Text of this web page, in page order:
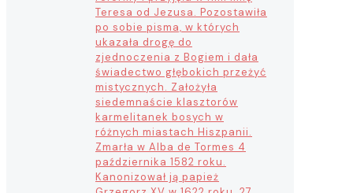
Teresa od Jezusa. Pozostawiła
po sobie pisma, w których
ukazała drogę do
zjednoczenia z Bogiem i dała
świadectwo głębokich przeżyć
mistycznych. Założyła
siedemnaście klasztorów
karmelitanek bosych w
różnych miastach Hiszpanii.
Zmarła w Alba de Tormes 4
października 1582 roku.
Kanonizował ją papież